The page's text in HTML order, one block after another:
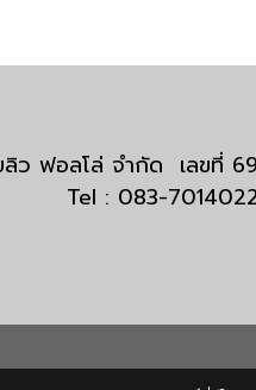
ว ฟอลโล่ จำกัด เลขที่
Tel : 083-